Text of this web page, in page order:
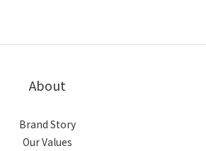
About
Brand Story
Our Values